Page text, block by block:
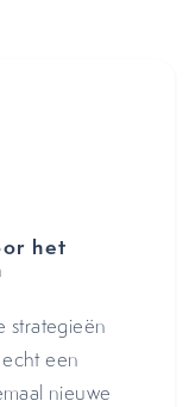
het
strategieën
een
nieuwe